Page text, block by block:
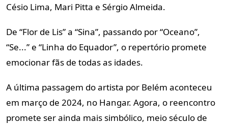
Césio Lima, Mari Pitta e Sérgio Almeida.
De “Flor de Lis” a “Sina”, passando por “Oceano”,
“Se...” e “Linha do Equador”, o repertório promete
emocionar fãs de todas as idades.
A última passagem do artista por Belém aconteceu
em março de 2024, no Hangar. Agora, o reencontro
promete ser ainda mais simbólico, meio século de